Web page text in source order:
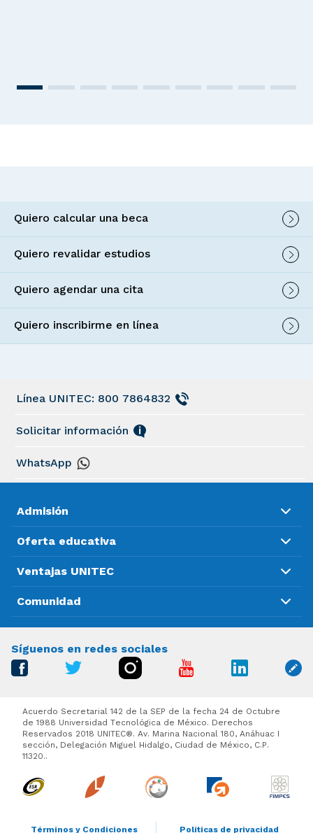
Quiero calcular una beca
Quiero revalidar estudios
Quiero agendar una cita
Quiero inscribirme en línea
Línea UNITEC: 800 7864832
Solicitar información
WhatsApp
Admisión
Oferta educativa
Ventajas UNITEC
Comunidad
Síguenos en redes sociales
Términos y Condiciones Políticas de privacidad
Acuerdo Secretarial 142 de la SEP de la fecha 24 de Octubre
de 1988 Universidad Tecnológica de México. Derechos
Reservados 2018 UNITEC®. Av. Marina Nacional 180, Anáhuac I
sección, Delegación Miguel Hidalgo, Ciudad de México, C.P.
11320..